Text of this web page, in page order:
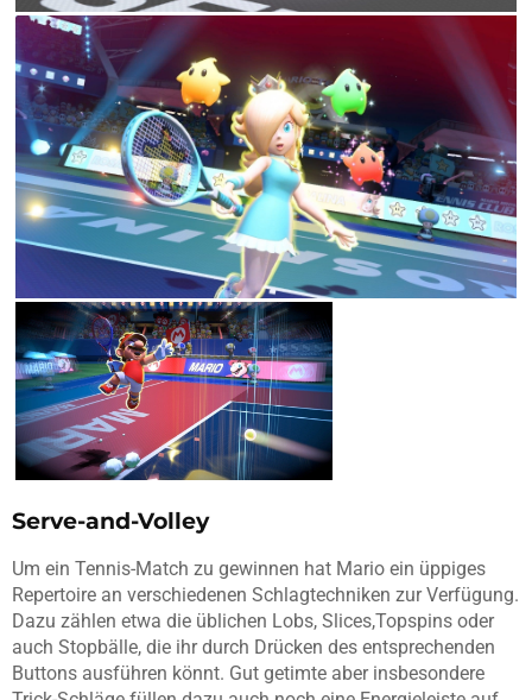
Serve-and-Volley
Um ein Tennis-Match zu gewinnen hat Mario ein üppiges
Repertoire an verschiedenen Schlagtechniken zur Verfügung.
Dazu zählen etwa die üblichen Lobs, Slices,Topspins oder
auch Stopbälle, die ihr durch Drücken des entsprechenden
Buttons ausführen könnt. Gut getimte aber insbesondere